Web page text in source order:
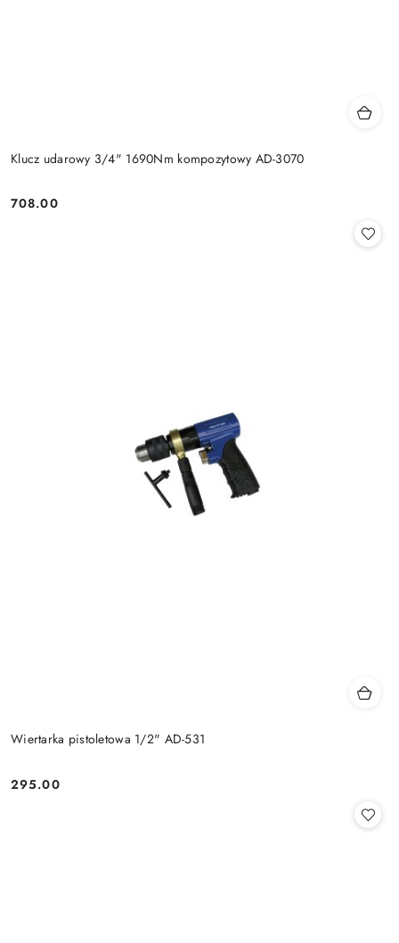
Klucz udarowy 3/4" 1690Nm kompozytowy AD-3070
Cena:
708.00
Wiertarka pistoletowa 1/2" AD-531
Cena:
295.00